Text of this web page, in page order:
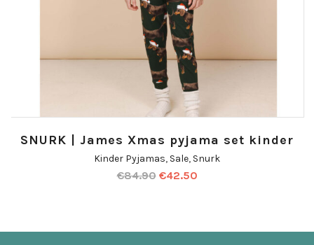
SNURK | James Xmas pyjama set kinder
Kinder Pyjamas, Sale, Snurk
€84.90 €42.50